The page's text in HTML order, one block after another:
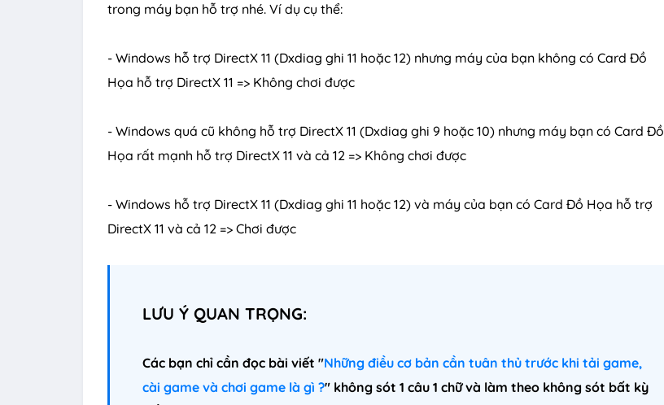
trong máy bạn hỗ trợ nhé. Ví dụ cụ thể:
- Windows hỗ trợ DirectX 11 (Dxdiag ghi 11 hoặc 12) nhưng máy của bạn không có Card Đồ
Họa hỗ trợ DirectX 11 => Không chơi được
- Windows quá cũ không hỗ trợ DirectX 11 (Dxdiag ghi 9 hoặc 10) nhưng máy bạn có Card Đồ
Họa rất mạnh hỗ trợ DirectX 11 và cả 12 => Không chơi được
- Windows hỗ trợ DirectX 11 (Dxdiag ghi 11 hoặc 12) và máy của bạn có Card Đồ Họa hỗ trợ
DirectX 11 và cả 12 => Chơi được
LƯU Ý QUAN TRỌNG:
Các bạn chỉ cần đọc bài viết "Những điều cơ bản cần tuân thủ trước khi tải game,
cài game và chơi game là gì ?" không sót 1 câu 1 chữ và làm theo không sót bất kỳ